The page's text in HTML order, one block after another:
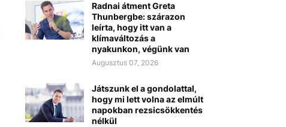
Radnai átment Greta
Thunbergbe: szárazon
leírta, hogy itt van a
klímaváltozás a
nyakunkon, végünk van
Augusztus 07, 2026
Játszunk el a gondolattal,
hogy mi lett volna az elmúlt
napokban rezsicsökkentés
nélkül